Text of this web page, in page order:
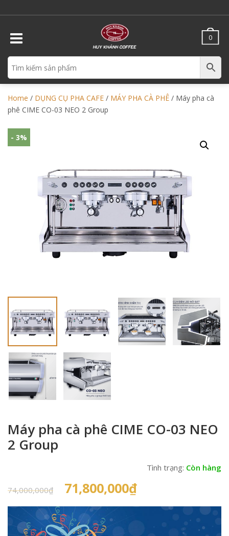
0
Home / DỤNG CỤ PHA CAFE / MÁY PHA CÀ PHÊ / Máy pha cà
phê CIME CO-03 NEO 2 Group
- 3%
Máy pha cà phê CIME CO-03 NEO
2 Group
Tình trạng: Còn hàng
74,000,000₫ Original
price
was:
74,000,000₫.
71,800,000₫Current
is:
71,800,000₫.